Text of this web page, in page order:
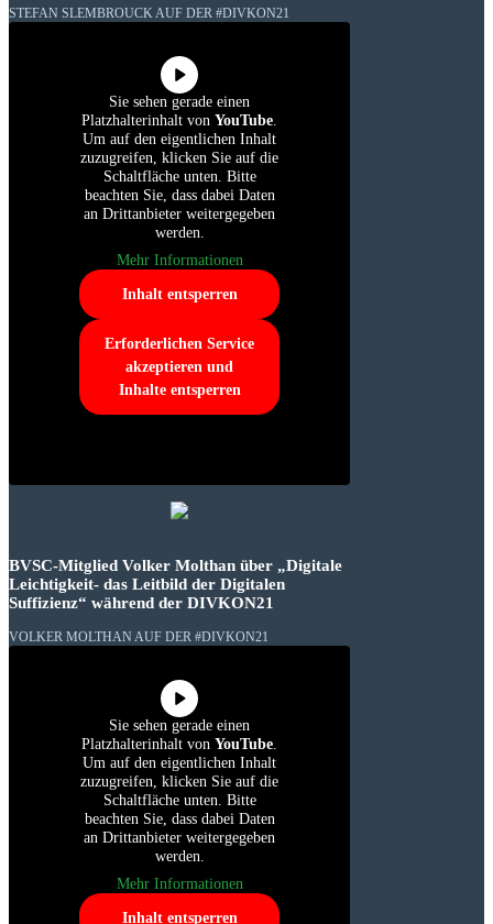
STEFAN SLEMBROUCK AUF DER #DIVKON21
Sie sehen gerade einen
Platzhalterinhalt von YouTube.
Um auf den eigentlichen Inhalt
zuzugreifen, klicken Sie auf die
Schaltfläche unten. Bitte
beachten Sie, dass dabei Daten
an Drittanbieter weitergegeben
werden.
Mehr Informationen
Inhalt entsperren
Erforderlichen Service
akzeptieren und
Inhalte entsperren
BVSC-Mitglied Volker Molthan über „Digitale
Leichtigkeit- das Leitbild der Digitalen
Suffizienz“ während der DIVKON21
VOLKER MOLTHAN AUF DER #DIVKON21
Sie sehen gerade einen
Platzhalterinhalt von YouTube.
Um auf den eigentlichen Inhalt
zuzugreifen, klicken Sie auf die
Schaltfläche unten. Bitte
beachten Sie, dass dabei Daten
an Drittanbieter weitergegeben
werden.
Mehr Informationen
Inhalt entsperren